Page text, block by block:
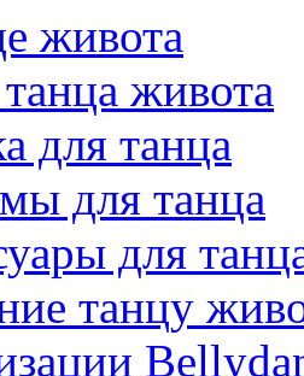
живота
живота
для танца
для танца
для
танцу